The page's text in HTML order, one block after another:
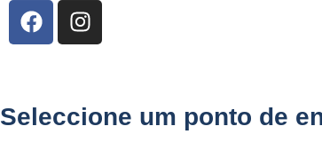
Seleccione um ponto de